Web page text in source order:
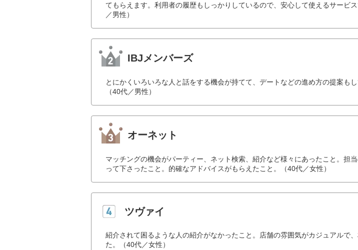
てもらえます。利用者の履歴もしっかりしているので、安心して使えるサービ
／男性）
IBJメンバーズ
とにかくいろいろな人と話をする機会が持てて、デートなどの進め方の提案もし
（40代／男性）
オーネット
マッチングの機会がパーティー、ネット検索、紹介など様々にあったこと。担
って下さったこと。的確なアドバイスがもらえたこと。（40代／女性）
ツヴァイ
紹介されて困るような人の紹介がなかったこと。店舗の雰囲気がカジュアルで
た。（40代／女性）